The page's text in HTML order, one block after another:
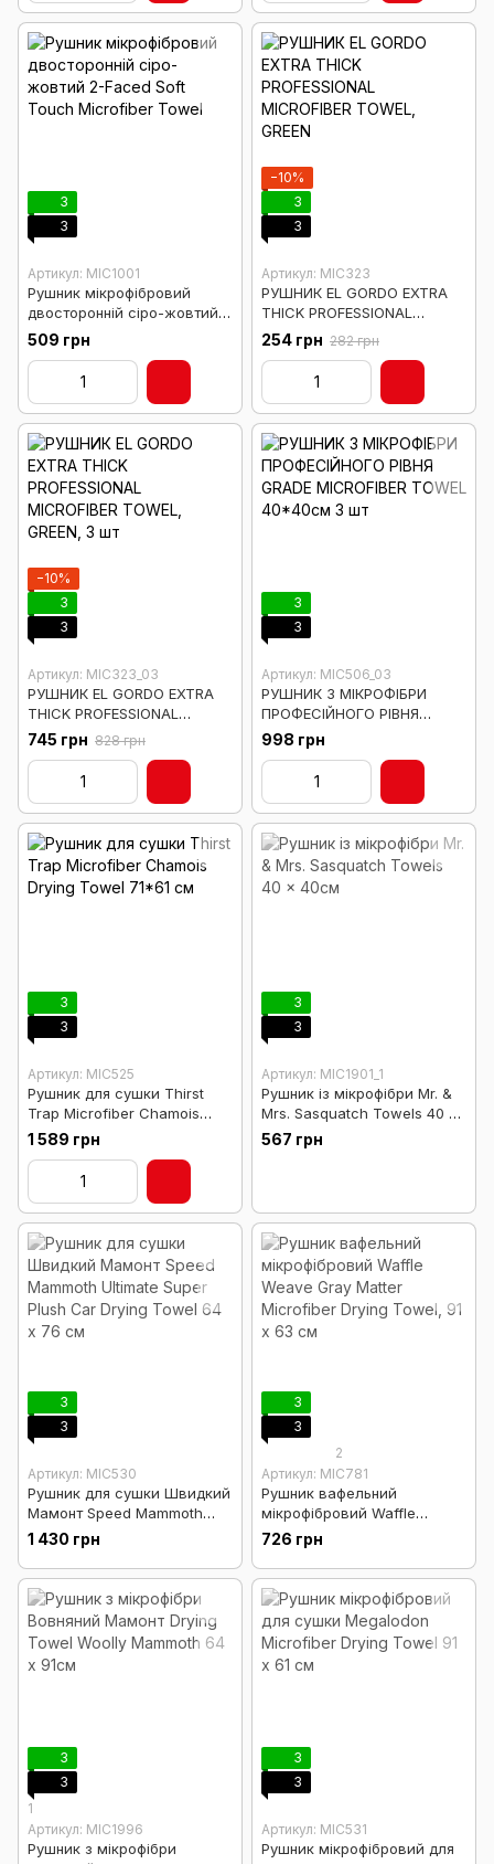
3
3
Артикул: MIC1001
Рушник мікрофібровий
двосторонній сіро-жовтий
2-Faced Soft Touch
Microfiber Towel
509 грн
−10%
3
3
Артикул: MIC323
РУШНИК EL GORDO EXTRA
THICK PROFESSIONAL
MICROFIBER TOWEL, GREEN
254 грн 282 грн
−10%
3
3
Артикул: MIC323_03
РУШНИК EL GORDO EXTRA
THICK PROFESSIONAL
MICROFIBER TOWEL, GREEN,
745 грн 828 грн
3
3
Артикул: MIC506_03
РУШНИК З МІКРОФІБРИ
ПРОФЕСІЙНОГО РІВНЯ
GRADE MICROFIBER TOWEL
40*40см 3 шт
998 грн
3
3
Артикул: MIC525
Рушник для сушки Thirst
Trap Microfiber Chamois
Drying Towel 71*61 см
1 589 грн
3
3
Артикул: MIC1901_1
Рушник із мікрофібри Mr. &
Mrs. Sasquatch Towels 40 x
40см
567 грн
3
3
Артикул: MIC530
Рушник для сушки Швидкий
Мамонт Speed Mammoth
Ultimate Super Plush Car
Drying Towel 64 x 76 см
1 430 грн
3
3
2
Артикул: MIC781
Рушник вафельний
мікрофібровий Waffle
Weave Gray Matter
Microfiber Drying Towel, 91 x
63 см
726 грн
3
3
1
Артикул: MIC1996
Рушник з мікрофібри
3
3
Артикул: MIC531
Рушник мікрофібровий для